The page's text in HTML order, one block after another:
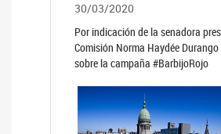
30/03/2020
Por indicación de la senadora
Comisión Norma Haydée
sobre la campaña #BarbijoRojo